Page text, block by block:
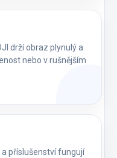
drží obraz plynulý a
nebo v rušnějším
a příslušenství fungují